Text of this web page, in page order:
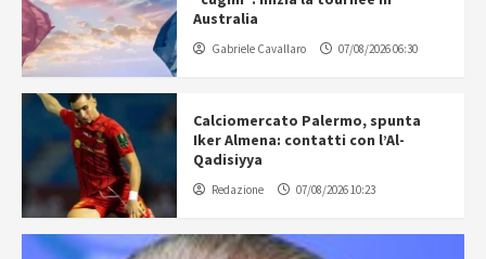
Australia
Gabriele Cavallaro 07/08/2026 06:30
Calciomercato Palermo, spunta
Iker Almena: contatti con l’Al-
Qadisiyya
Redazione 07/08/2026 10:23